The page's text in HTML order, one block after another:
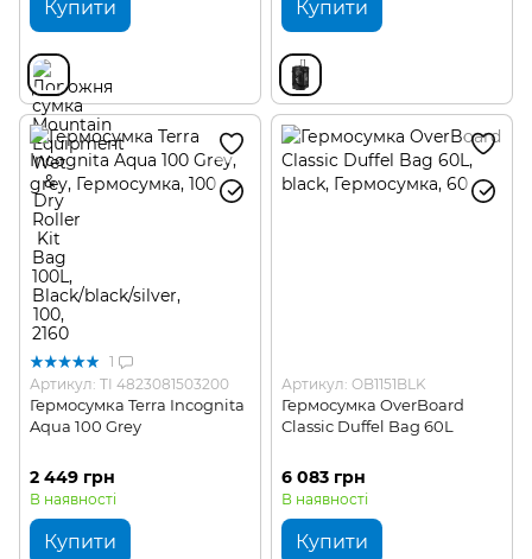
Купити Купити
1
Артикул: TI 4823081503200
Гермосумка Terra Incognita
Aqua 100 Grey
2 449 грн
В наявності
Купити
Артикул: OB1151BLK
Гермосумка OverBoard
Classic Duffel Bag 60L
6 083 грн
В наявності
Купити